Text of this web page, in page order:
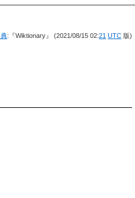
:『Wiktionary』 (2021/08/15 02:21 UTC 版)